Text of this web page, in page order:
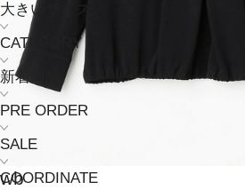
大きいサイズ
CATEGORY
新着商品
PRE ORDER
SALE
COORDINATE
wb